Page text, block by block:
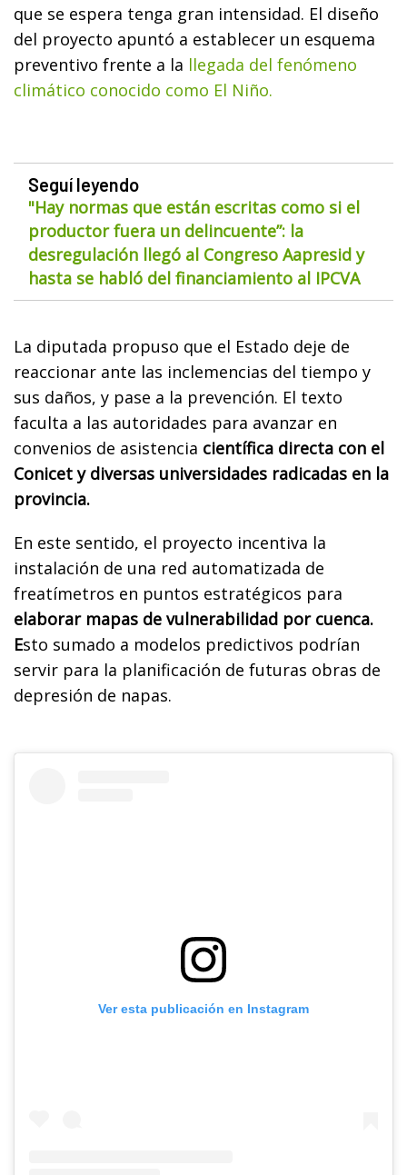
que se espera tenga gran intensidad. El diseño
del proyecto apuntó a establecer un esquema
preventivo frente a la llegada del fenómeno
climático conocido como El Niño.
Seguí leyendo
"Hay normas que están escritas como si el
productor fuera un delincuente”: la
desregulación llegó al Congreso Aapresid y
hasta se habló del financiamiento al IPCVA
La diputada propuso que el Estado deje de
reaccionar ante las inclemencias del tiempo y
sus daños, y pase a la prevención. El texto
faculta a las autoridades para avanzar en
convenios de asistencia científica directa con el
Conicet y diversas universidades radicadas en la
provincia.
En este sentido, el proyecto incentiva la
instalación de una red automatizada de
freatímetros en puntos estratégicos para
elaborar mapas de vulnerabilidad por cuenca.
Esto sumado a modelos predictivos podrían
servir para la planificación de futuras obras de
depresión de napas.
Ver esta publicación en Instagram